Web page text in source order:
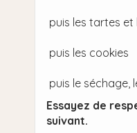
puis les tartes et
puis les cookies
puis le séchage,
Essayez de
suivant.